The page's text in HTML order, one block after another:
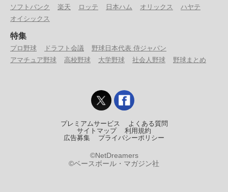
ソフトバンク
楽天 ロッテ 日本ハム オリックス
ハヤテ
オイシックス
特集
プロ野球 ドラフト会議
野球日本代表 侍ジャパン
アマチュア野球
高校野球 大学野球 社会人野球 野球まとめ
プレミアムサービス
よくある質問
サイトマップ
利用規約
広告募集
プライバシーポリシー
©NetDreamers
©ベースボール・マガジン社